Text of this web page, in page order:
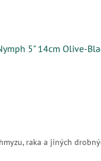
5" 14cm Olive-
raka a jiných